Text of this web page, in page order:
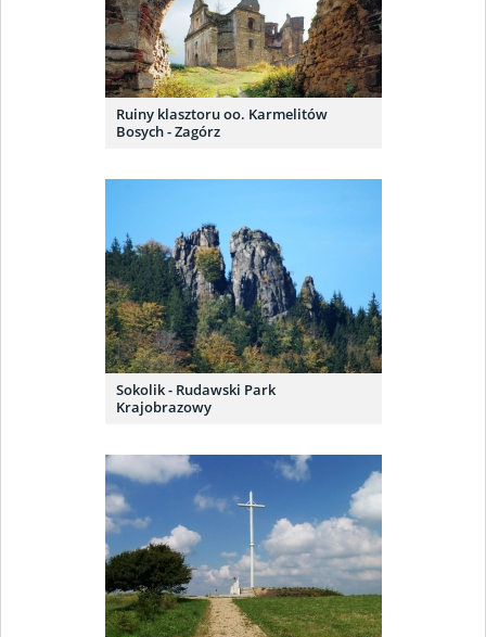
Ruiny klasztoru oo. Karmelitów
Bosych - Zagórz
Sokolik - Rudawski Park
Krajobrazowy